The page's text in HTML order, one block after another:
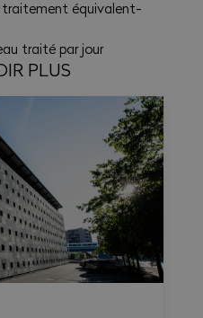
équivalent-
traité par jour
PLUS